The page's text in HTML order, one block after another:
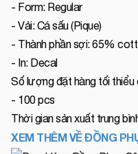
- Form: Regular
- Vải: Cá sấu (Pique)
- Thành phần sợi: 65%
- In: Decal
Số lượng đặt hàng tối
- 100 pcs
Thời gian sản xuất trung
XEM THÊM VỀ ĐỒNG